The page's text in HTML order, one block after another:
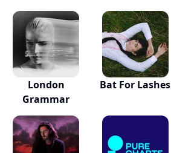
London
Grammar
Bat For Lashes